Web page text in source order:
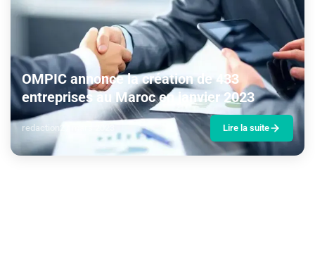
OMPIC annonce la création de 433
entreprises au Maroc en janvier 2023
redaction Lire la suite